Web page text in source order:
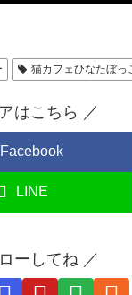
猫カフェひなたぼっ
はこちら ／
Facebook
LINE
ーしてね ／